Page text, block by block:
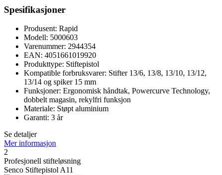
Spesifikasjoner
Produsent: Rapid
Modell: 5000603
Varenummer: 2944354
EAN: 4051661019920
Produkttype: Stiftepistol
Kompatible forbruksvarer: Stifter 13/6, 13/8, 13/10, 13/12,
13/14 og spiker 15 mm
Funksjoner: Ergonomisk håndtak, Powercurve Technology,
dobbelt magasin, rekylfri funksjon
Materiale: Støpt aluminium
Garanti: 3 år
Se detaljer
Mer informasjon
2
Profesjonell stifteløsning
Senco Stiftepistol A11